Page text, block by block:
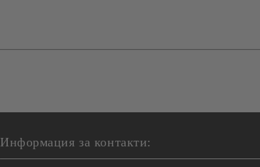
Информация за контакти: